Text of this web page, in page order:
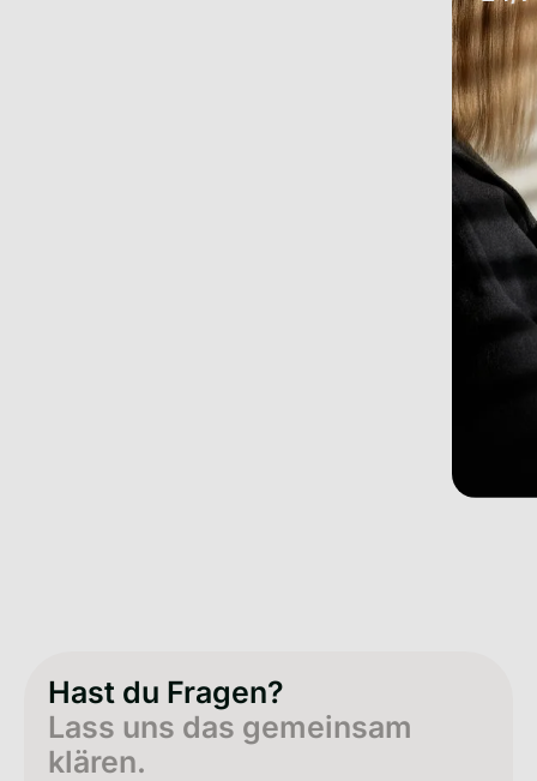
Hast du Fragen?
Lass uns das gemeinsam
klären.